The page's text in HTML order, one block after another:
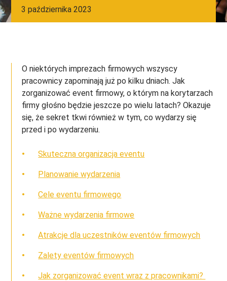
3 października 2023
O niektórych imprezach firmowych wszyscy
pracownicy zapominają już po kilku dniach. Jak
zorganizować event firmowy, o którym na korytarzach
firmy głośno będzie jeszcze po wielu latach? Okazuje
się, że sekret tkwi również w tym, co wydarzy się
przed i po wydarzeniu.
Skuteczna organizacja eventu
Planowanie wydarzenia
Cele eventu firmowego
Ważne wydarzenia firmowe
Atrakcje dla uczestników eventów firmowych
Zalety eventów firmowych
Jak zorganizować event wraz z pracownikami?